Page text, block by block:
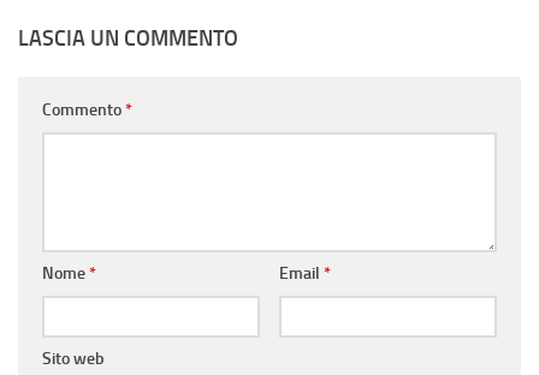
LASCIA UN COMMENTO
Commento*
Nome* Email *
Sito web